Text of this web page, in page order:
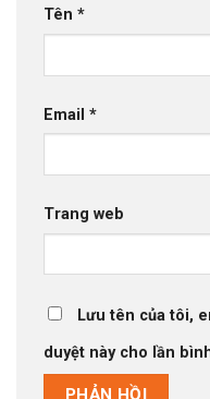
Tên *
Email *
Trang web
Lưu tên của tôi,
duyệt này cho lần